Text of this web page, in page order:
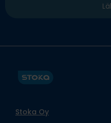
Stoka Oy